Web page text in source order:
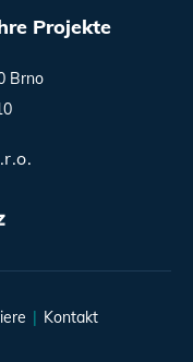
Projekte
Brno
Kontakt